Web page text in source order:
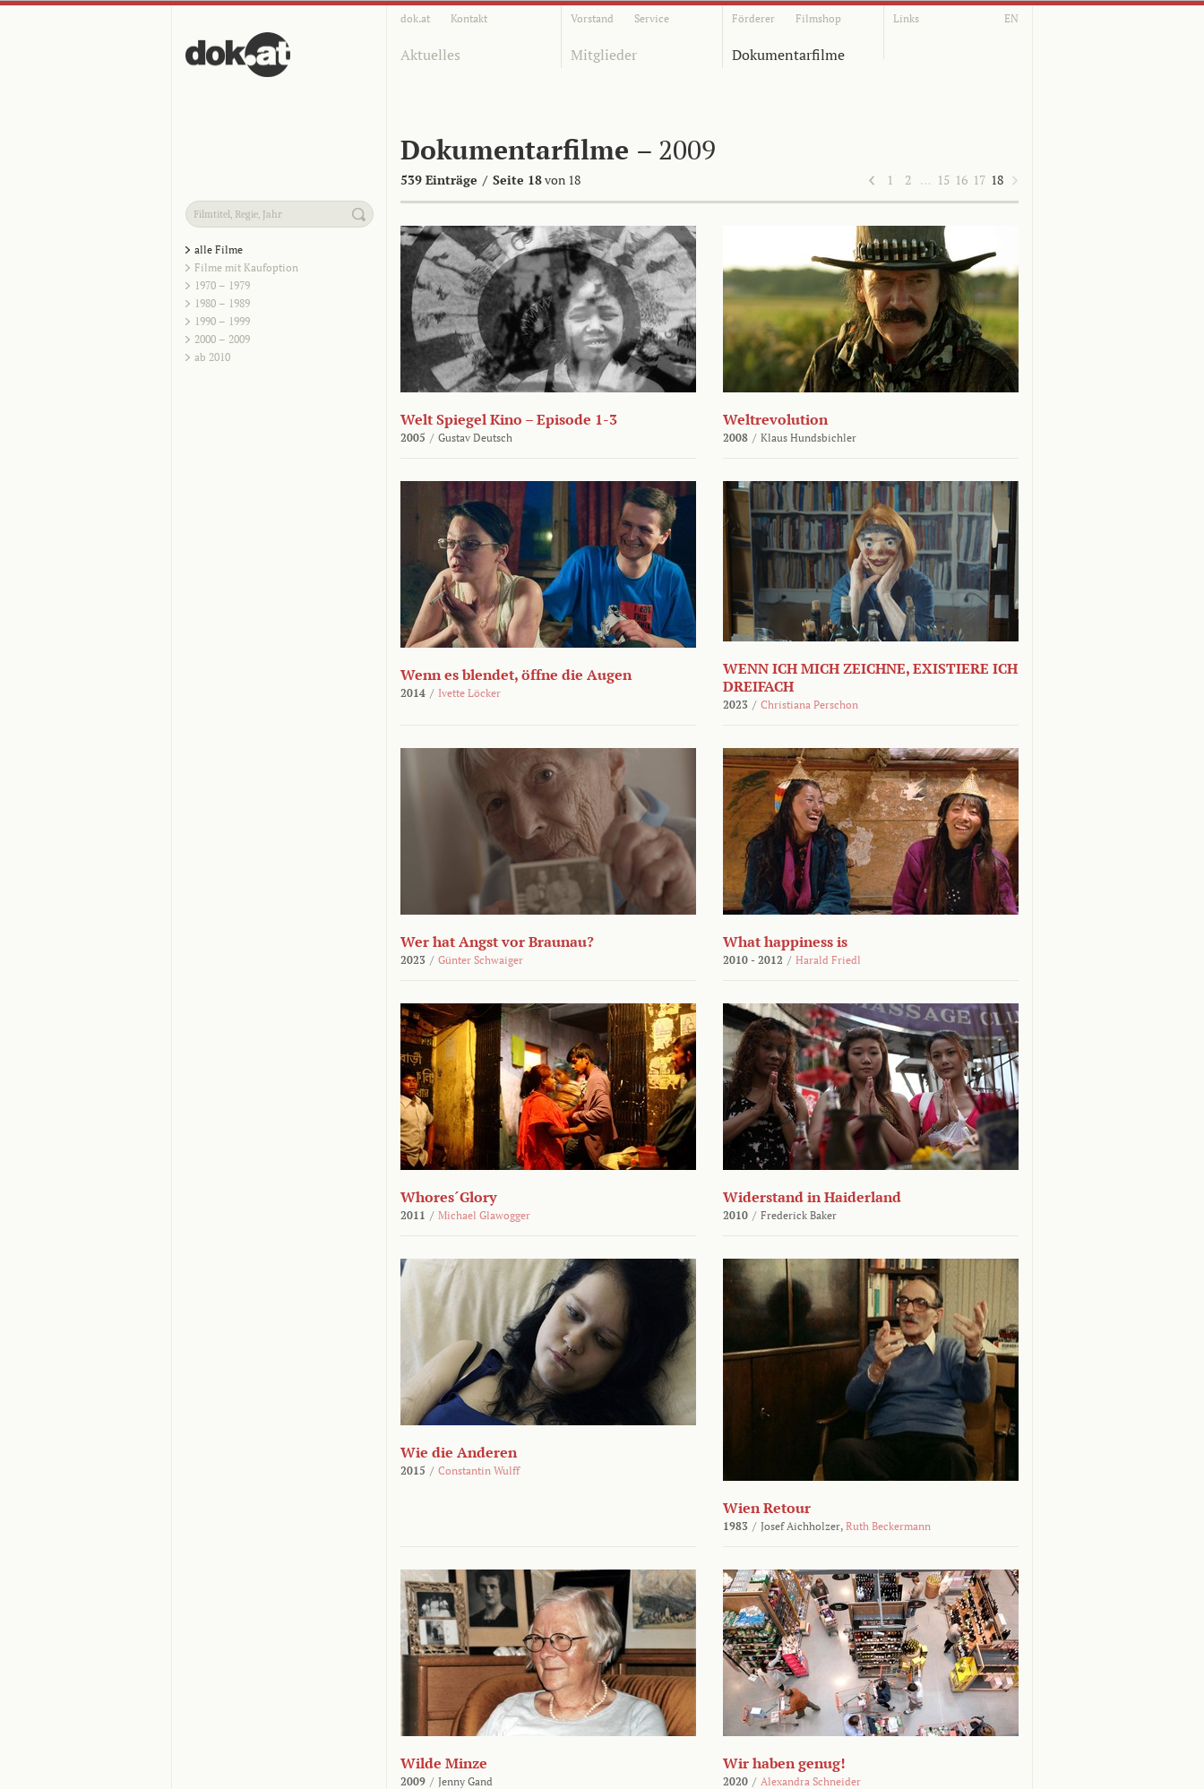
dok.at Kontakt Vorstand Service Förderer Filmshop Links EN
Aktuelles Mitglieder Dokumentarfilme
Dokumentarfilme – 2009
539 Einträge / Seite 18von 18 1 2 … 15 16 17 18
alle Filme
Filme mit Kaufoption
1970 – 1979
1980 – 1989
1990 – 1999
2000 – 2009
ab 2010
Welt Spiegel Kino – Episode 1-3
2005 / Gustav Deutsch
Weltrevolution
2008 / Klaus Hundsbichler
Wenn es blendet, öffne die Augen
2014 / Ivette Löcker
WENN ICH MICH ZEICHNE, EXISTIERE ICH
DREIFACH
2023 / Christiana Perschon
Wer hat Angst vor Braunau?
2023 / Günter Schwaiger
What happiness is
2010 - 2012 / Harald Friedl
Whores´Glory
2011 / Michael Glawogger
Widerstand in Haiderland
2010 / Frederick Baker
Wie die Anderen
2015 / Constantin Wulff
Wien Retour
1983 / Josef Aichholzer, Ruth Beckermann
Wilde Minze
2009 / Jenny Gand
Wir haben genug!
2020 / Alexandra Schneider